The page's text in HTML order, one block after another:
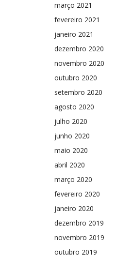
março 2021
fevereiro 2021
janeiro 2021
dezembro 2020
novembro 2020
outubro 2020
setembro 2020
agosto 2020
julho 2020
junho 2020
maio 2020
abril 2020
março 2020
fevereiro 2020
janeiro 2020
dezembro 2019
novembro 2019
outubro 2019